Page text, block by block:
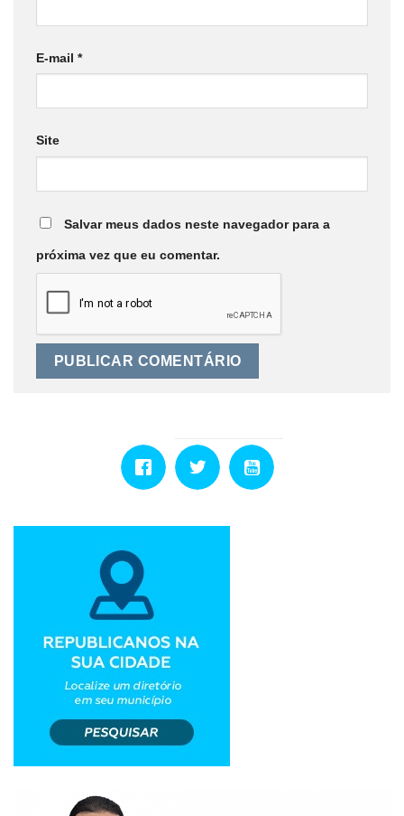
E-mail *
Site
Salvar meus dados neste navegador para a
próxima vez que eu comentar.